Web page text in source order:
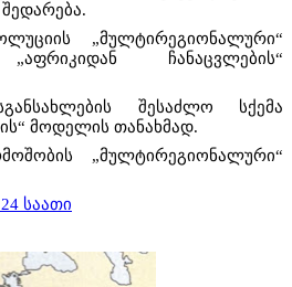
შედარება.
„მულტირეგიონალური“
ჩანაცვლების“
შესაძლო სქემა
მოდელის თანახმად.
„მულტირეგიონალური“
საათი